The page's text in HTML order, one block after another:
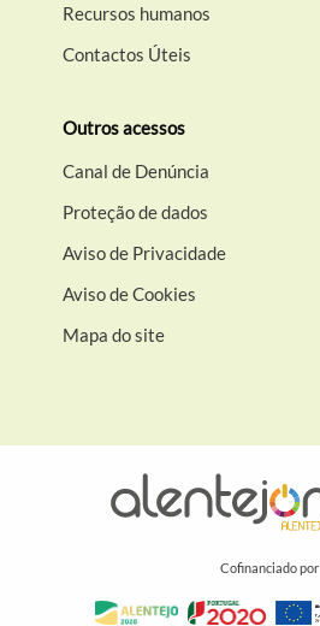
Recursos humanos
Contactos Úteis
Outros acessos
Canal de Denúncia
Proteção de dados
Aviso de Privacidade
Aviso de Cookies
Mapa do site
Cofinanciado por